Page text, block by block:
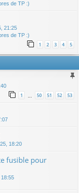
de TP :)
21:25
de TP :)
1 2 3 4 5
1 … 50 51 52 53
18:20
fusible pour